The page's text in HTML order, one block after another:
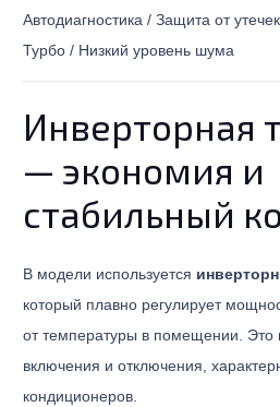
Автодиагностика / Защита от
Турбо / Низкий уровень шума
Инверторная
— экономия и
стабильный
В модели используется
который плавно регулирует
от температуры в помещении. Это
включения и отключения,
кондиционеров.